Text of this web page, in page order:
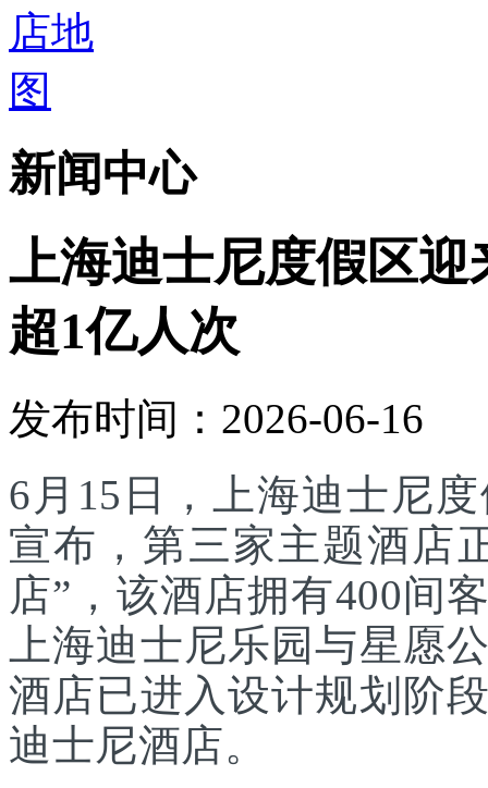
新闻中心
上海迪士尼度假区
超1亿人次
发布时间：2026-06-16
6月15日，上海迪士尼
宣布，第三家主题酒店
店”，该酒店拥有400间
上海迪士尼乐园与星愿
酒店已进入设计规划阶
迪士尼酒店。